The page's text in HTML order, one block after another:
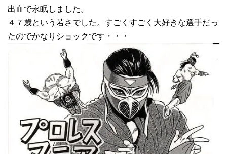
出血で永眠しました。
４７歳という若さでした。すごくすごく大好きな選手だっ
たのでかなりショックです・・・